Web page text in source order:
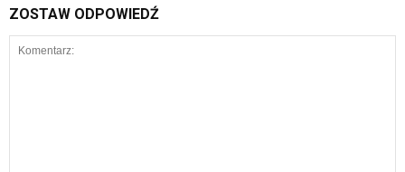
ZOSTAW ODPOWIEDŹ